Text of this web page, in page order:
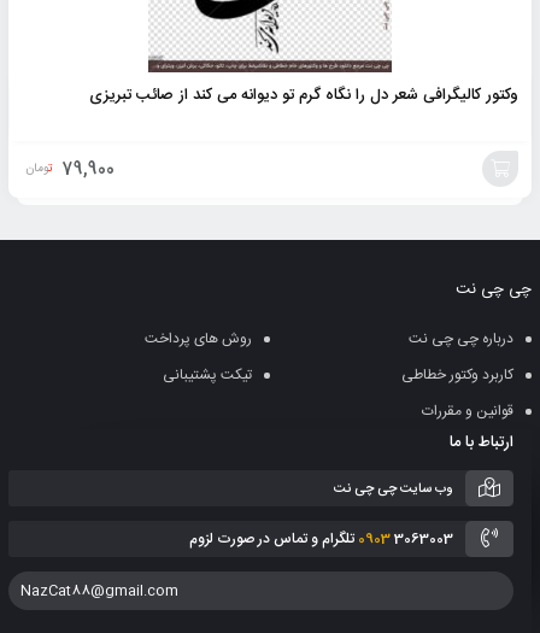
وکتور کالیگرافی شعر دل را نگاه گرم تو دیوانه می کند از صائب تبریزی
79,900 تومان
سبد
چی چی نت
درباره چی چی نت
روش های پرداخت
کاربرد وکتور خطاطی
تیکت پشتیبانی
قوانین و مقررات
ارتباط با ما
وب سایت چی چی نت
09033063003 تلگرام و تماس در صورت لزوم
NazCat88@gmail.com